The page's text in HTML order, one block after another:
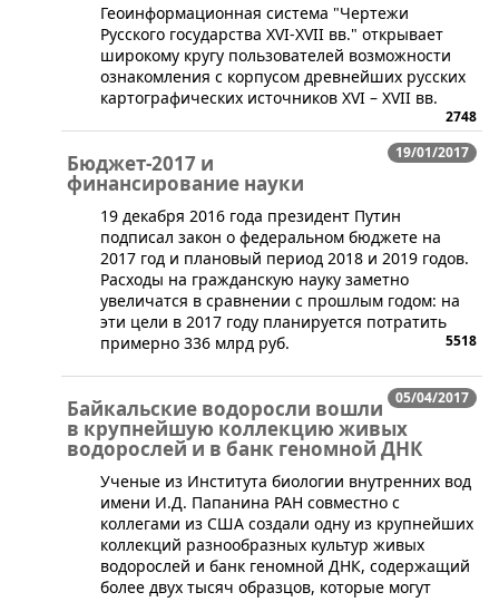
Геоинформационная система "Чертежи
Русского государства XVI-XVII вв." открывает
широкому кругу пользователей возможности
ознакомления с корпусом древнейших русских
картографических источников XVI – XVII вв.
2748
19/01/2017
Бюджет-2017 и
финансирование науки
​19 декабря 2016 года президент Путин
подписал закон о федеральном бюджете на
2017 год и плановый период 2018 и 2019 годов.
Расходы на гражданскую науку заметно
увеличатся в сравнении с прошлым годом: на
эти цели в 2017 году планируется потратить
примерно 336 млрд руб.
5518
05/04/2017
Байкальские водоросли вошли
в крупнейшую коллекцию живых
водорослей и в банк геномной ДНК
​Ученые из Института биологии внутренних вод
имени И.Д. Папанина РАН совместно с
коллегами из США создали одну из крупнейших
коллекций разнообразных культур живых
водорослей и банк геномной ДНК, содержащий
более двух тысяч образцов, которые могут